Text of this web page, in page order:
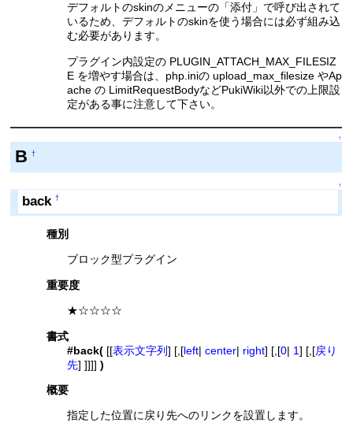
デフォルトのskinのメニューの「添付」で呼び出されて
いるため、デフォルトのskinを使う場合には必ず組み込
む必要があります。
プラグイン内設定の PLUGIN_ATTACH_MAX_FILESIZ
E を増やす場合は、php.iniの upload_max_filesize やAp
ache の LimitRequestBodyなどPukiWiki以外での上限設
定がある事に注意して下さい。
↑
B †
↑
back †
種別
ブロック型プラグイン
重要度
★☆☆☆☆
書式
#back([[表示文字列] [,[left| center| right] [,[0| 1] [,[戻り
先] ]]]] )
概要
指定した位置に戻り先へのリンクを設置します。